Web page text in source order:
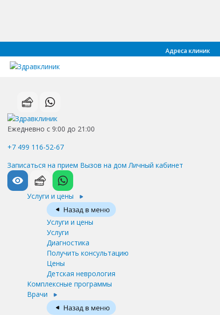
Адреса клиник
Ежедневно с 9:00 до 21:00
+7 499 116-52-67
Записаться на прием Вызов на дом Личный кабинет
Услуги и цены
Услуги и цены
Услуги
Диагностика
Получить консультацию
Цены
Детская неврология
Комплексные программы
Врачи